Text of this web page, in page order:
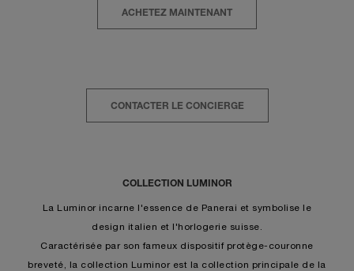
ACHETEZ MAINTENANT
CONTACTER LE CONCIERGE
COLLECTION LUMINOR
La Luminor incarne l'essence de Panerai et symbolise le
design italien et l'horlogerie suisse.
Caractérisée par son fameux dispositif protège-couronne
breveté, la collection Luminor est la collection principale de la